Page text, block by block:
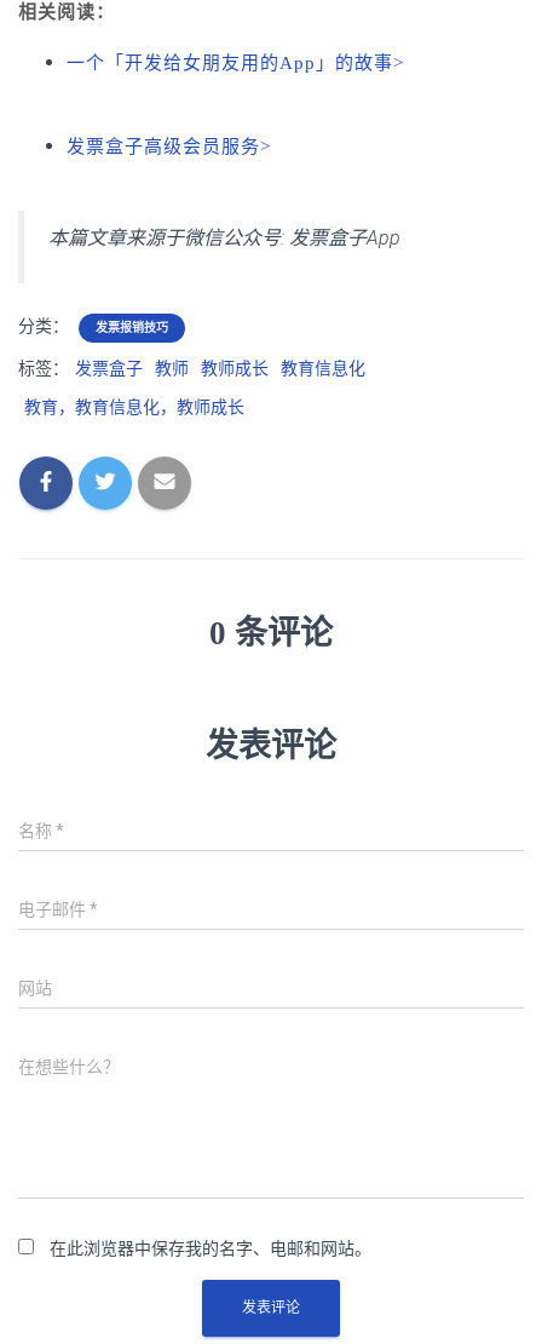
相关阅读：
一个「开发给女朋友用的App」的故事>
发票盒子高级会员服务>
本篇文章来源于微信公众号: 发票盒子App
分类： 发票报销技巧
标签： 发票盒子 教师 教师成长
教育信息化
教育，教育信息化，教师成长
0 条评论
发表评论
名称 *
电子邮件*
网站
在想些什么？
在此浏览器中保存我的名字、电邮和网站。